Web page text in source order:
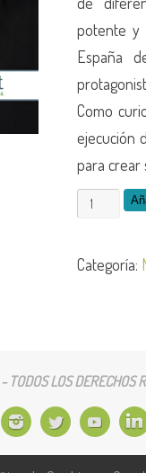
potente y
España
Como
ejecución
para crear
Veneno
edición
Ebook
cantidad
Categoría:
TODOS LOS DERECHOS